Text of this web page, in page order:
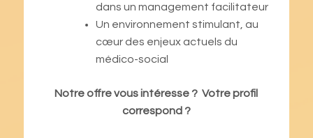
dans un management facilitateur
Un environnement stimulant, au
cœur des enjeux actuels du
médico-social
Notre offre vous intéresse ? Votre profil
correspond ?